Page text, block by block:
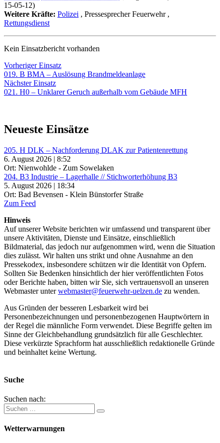
15-05-12)
Weitere Kräfte: Polizei , Pressesprecher Feuerwehr ,
Rettungsdienst
Kein Einsatzbericht vorhanden
Beitragsnavigation
Vorheriger EinsatzVorheriger
Einsatz:
019. B BMA – Auslösung Brandmeldeanlage
Nächster EinsatzNächster
Einsatz:
021. H0 – Unklarer Geruch außerhalb vom Gebäude MFH
Neueste Einsätze
205. H DLK – Nachforderung DLAK zur Patientenrettung
6. August 2026 | 8:52
Ort: Nienwohlde - Zum Sowelaken
204. B3 Industrie – Lagerhalle // Stichworterhöhung B3
5. August 2026 | 18:34
Ort: Bad Bevensen - Klein Bünstorfer Straße
Zum Feed
Hinweis
Auf unserer Website berichten wir umfassend und transparent über
unsere Aktivitäten, Dienste und Einsätze, einschließlich
Bildmaterial, das jedoch nur aufgenommen wird, wenn die Situation
dies zulässt. Wir halten uns strikt und ohne Ausnahme an den
Pressekodex, insbesondere schützen wir die Identität von Opfern.
Sollten Sie Bedenken hinsichtlich der hier veröffentlichten Fotos
oder Berichte haben, bitten wir Sie, sich vertrauensvoll an unseren
Webmaster unterwebmaster@feuerwehr-uelzen.de zu wenden.
Aus Gründen der besseren Lesbarkeit wird bei
Personenbezeichnungen und personenbezogenen Hauptwörtern in
der Regel die männliche Form verwendet. Diese Begriffe gelten im
Sinne der Gleichbehandlung grundsätzlich für alle Geschlechter.
Diese verkürzte Sprachform hat ausschließlich redaktionelle Gründe
und beinhaltet keine Wertung.
Suche
Suchen nach:
Wetterwarnungen